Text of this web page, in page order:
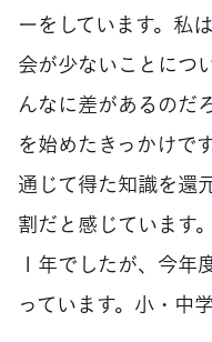
ーをしています。私
会が少ないことにつ
んなに差があるのだ
を始めたきっかけで
通じて得た知識を還
割だと感じています
１年でしたが、今
っています。小・中